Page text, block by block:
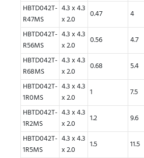
HBTD042T-
R47MS
4.3 x 4.3
x 2.0
0.47 4
HBTD042T-
R56MS
4.3 x 4.3
x 2.0
0.56 4.7
HBTD042T-
R68MS
4.3 x 4.3
x 2.0
0.68 5.4
HBTD042T-
1R0MS
4.3 x 4.3
x 2.0
1 7.5
HBTD042T-
1R2MS
4.3 x 4.3
x 2.0
1.2 9.6
HBTD042T-
1R5MS
4.3 x 4.3
x 2.0
1.5 11.5